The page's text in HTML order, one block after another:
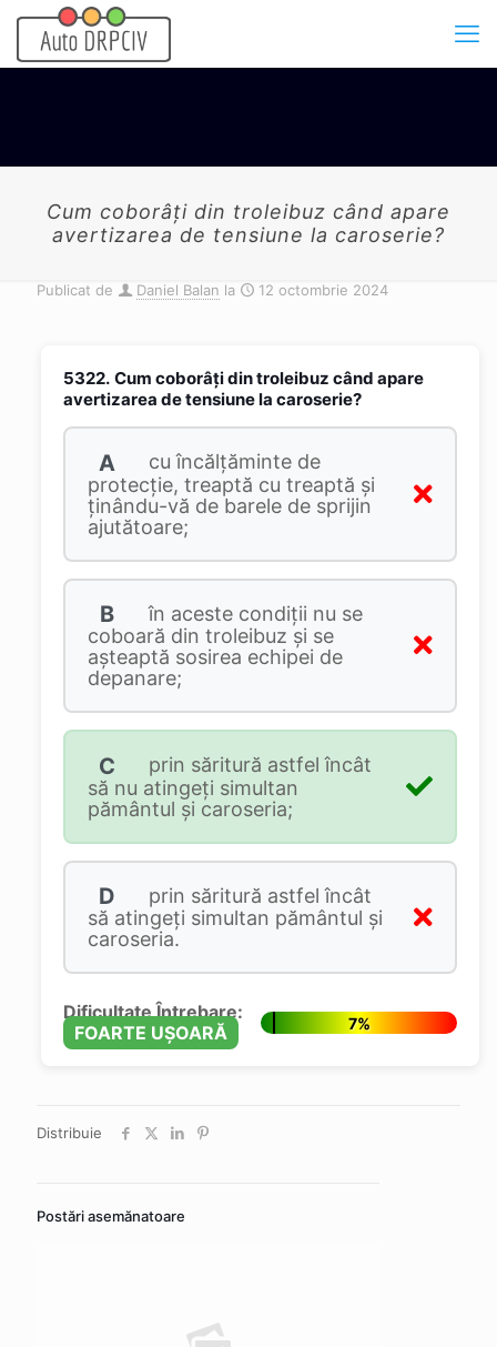
Cum coborâți din troleibuz când apare
avertizarea de tensiune la caroserie?
Publicat de Daniel Balan la 12 octombrie 2024
5322. Cum coborâți din troleibuz când apare
avertizarea de tensiune la caroserie?
A
cu încălțăminte de
protecție, treaptă cu treaptă și
ținându-vă de barele de sprijin
ajutătoare;
B
în aceste condiții nu se
coboară din troleibuz și se
așteaptă sosirea echipei de
depanare;
C
prin săritură astfel încât
să nu atingeți simultan
pământul și caroseria;
D
prin săritură astfel încât
să atingeți simultan pământul și
caroseria.
Dificultate Întrebare:
FOARTE UȘOARĂ
7%
Distribuie
Postări asemănatoare